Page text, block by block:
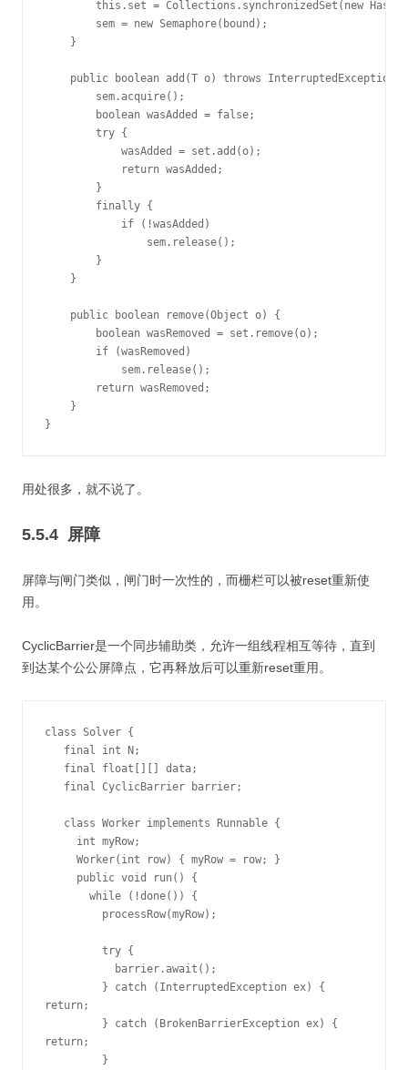
this.set = Collections.synchronizedSet(new
        sem = new Semaphore(bound);
    }
    public boolean add(T o) throws InterruptedException {
        sem.acquire();
        boolean wasAdded = false;
        try {
            wasAdded = set.add(o);
            return wasAdded;
        }
        finally {
            if (!wasAdded)
                sem.release();
        }
    }
    public boolean remove(Object o) {
        boolean wasRemoved = set.remove(o);
        if (wasRemoved)
            sem.release();
        return wasRemoved;
    }
}
用处很多，就不说了。
5.5.4 屏障
屏障与闸门类似，闸门时一次性的，而栅栏可以被reset重新使
用。
CyclicBarrier是一个同步辅助类，允许一组线程相互等待，直到
到达某个公公屏障点，它再释放后可以重新reset重用。
class Solver {
final int N;
final float[][] data;
final CyclicBarrier barrier;
class Worker implements Runnable {
int myRow;
Worker(int row) { myRow = row; }
public void run() {
while (!done()) {
processRow(myRow);
try {
barrier.await();
} catch (InterruptedException ex) {
return;
} catch (BrokenBarrierException ex) {
return;
}